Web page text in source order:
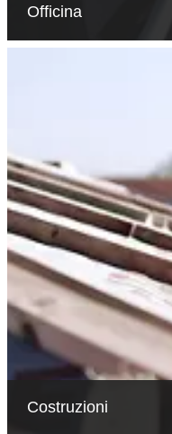
Officina
Costruzioni